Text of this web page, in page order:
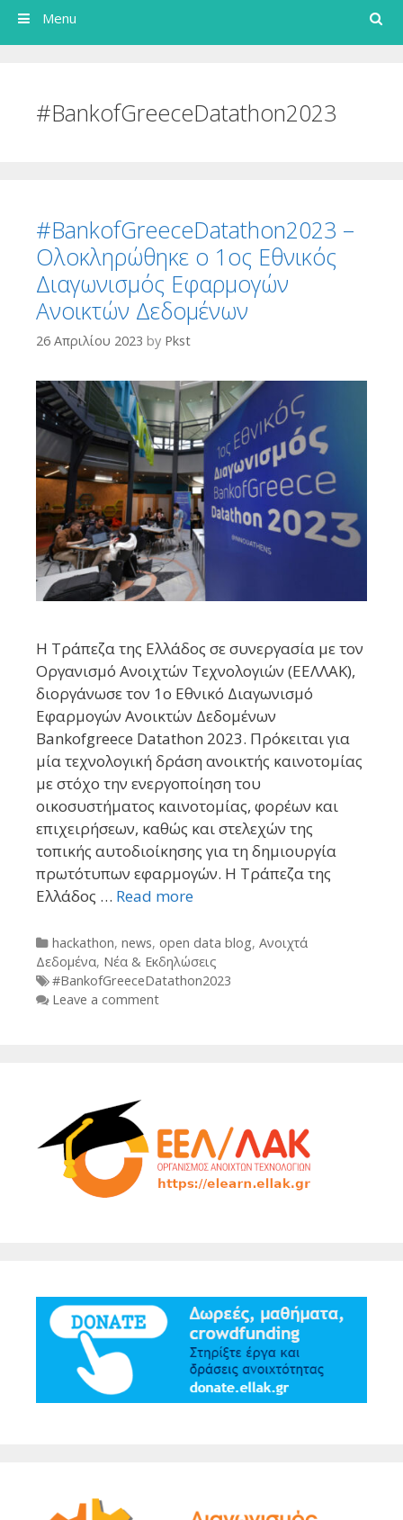
Search
Menu
#BankofGreeceDatathon2023
#BankofGreeceDatathon2023 –
Ολοκληρώθηκε ο 1ος Εθνικός
Διαγωνισμός Εφαρμογών
Ανοικτών Δεδομένων
26 Απριλίου 2023 by Pkst
Η Τράπεζα της Ελλάδος σε συνεργασία με τον
Οργανισμό Ανοιχτών Τεχνολογιών (ΕΕΛΛΑΚ),
διοργάνωσε τον 1ο Εθνικό Διαγωνισμό
Εφαρμογών Ανοικτών Δεδομένων
Bankofgreece Datathon 2023. Πρόκειται για
μία τεχνολογική δράση ανοικτής καινοτομίας
με στόχο την ενεργοποίηση του
οικοσυστήματος καινοτομίας, φορέων και
επιχειρήσεων, καθώς και στελεχών της
τοπικής αυτοδιοίκησης για τη δημιουργία
πρωτότυπων εφαρμογών. Η Τράπεζα της
Ελλάδος … Read more
Categories
hackathon, news, open data blog, Ανοιχτά
Δεδομένα, Νέα & Εκδηλώσεις
Tags
#BankofGreeceDatathon2023
Leave a comment